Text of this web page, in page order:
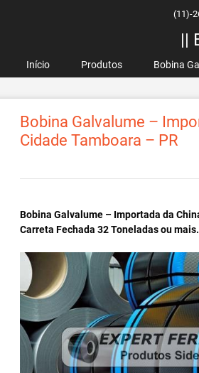
(11)-
||
Início Produtos Bobina
Bobina Galvalume –
Cidade Tamboara – PR
Bobina Galvalume – Importada da
Carreta Fechada 32 Toneladas ou mais.